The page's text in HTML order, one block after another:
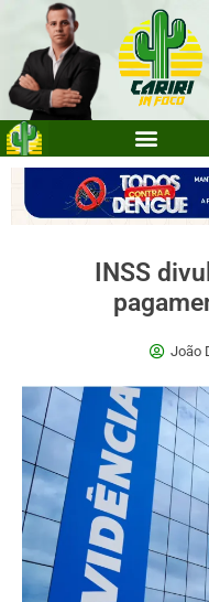
INSS
João